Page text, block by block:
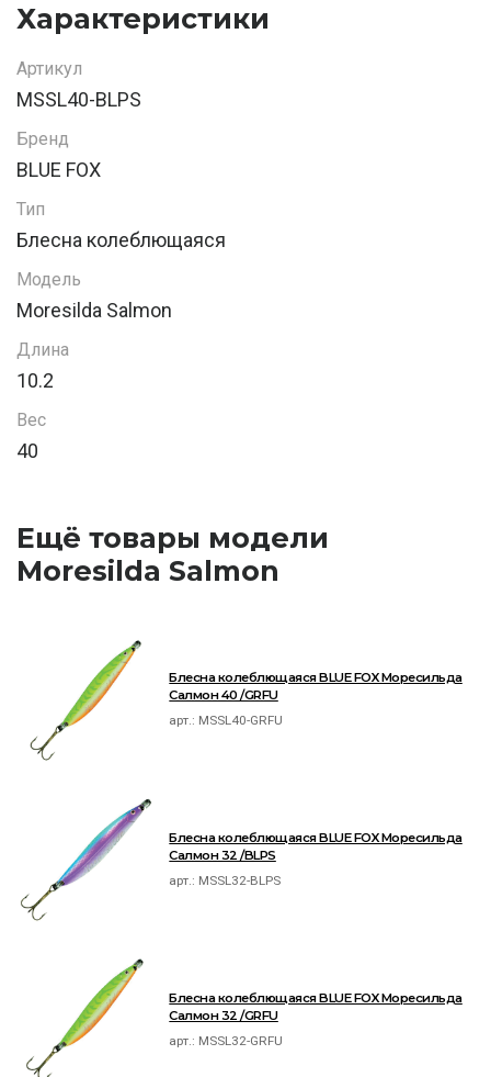
Характеристики
Артикул
MSSL40-BLPS
Бренд
BLUE FOX
Тип
Блесна колеблющаяся
Модель
Moresilda Salmon
Длина
10.2
Вес
40
Ещё товары модели
Moresilda Salmon
Блесна колеблющаяся BLUE FOX Моресильда
Салмон 40 /GRFU
арт.: MSSL40-GRFU
Блесна колеблющаяся BLUE FOX Моресильда
Салмон 32 /BLPS
арт.: MSSL32-BLPS
Блесна колеблющаяся BLUE FOX Моресильда
Салмон 32 /GRFU
арт.: MSSL32-GRFU